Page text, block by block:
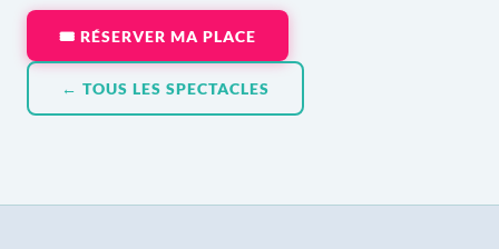
🎟 RÉSERVER MA PLACE
← TOUS LES SPECTACLES